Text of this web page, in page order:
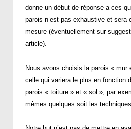
donne un début de réponse a ces
parois n’est pas exhaustive et sera
mesure (éventuellement sur
article).
Nous avons choisis la parois « mur
celle qui variera le plus en fonction
parois « toiture » et « sol », par
mêmes quelques soit les techniques